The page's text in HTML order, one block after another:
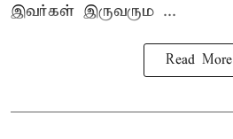
இவர்கள் இருவரும ...
Read More